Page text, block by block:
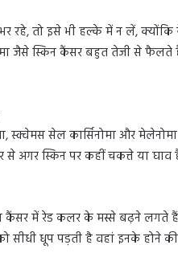
रहे, तो इसे भी हल्के में न लें,
जैसे स्किन कैंसर बहुत तेजी से फैलते
स्क्वेमस सेल कार्सिनोमा और
अगर स्किन पर कहीं चकत्ते या घाव
कैंसर में रेड कलर के मस्से बढ़ने लगते
सीधी धूप पड़ती है वहां इनके होने की